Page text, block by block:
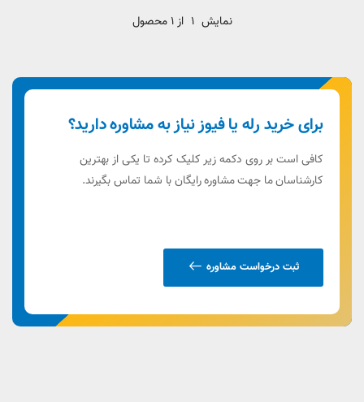
نمایش 1 از 1 محصول
برای خرید رله یا فیوز نیاز به مشاوره دارید؟
کافی است بر روی دکمه زیر کلیک کرده تا یکی از بهترین
کارشناسان ما جهت مشاوره رایگان با شما تماس بگیرند.
ثبت درخواست مشاوره